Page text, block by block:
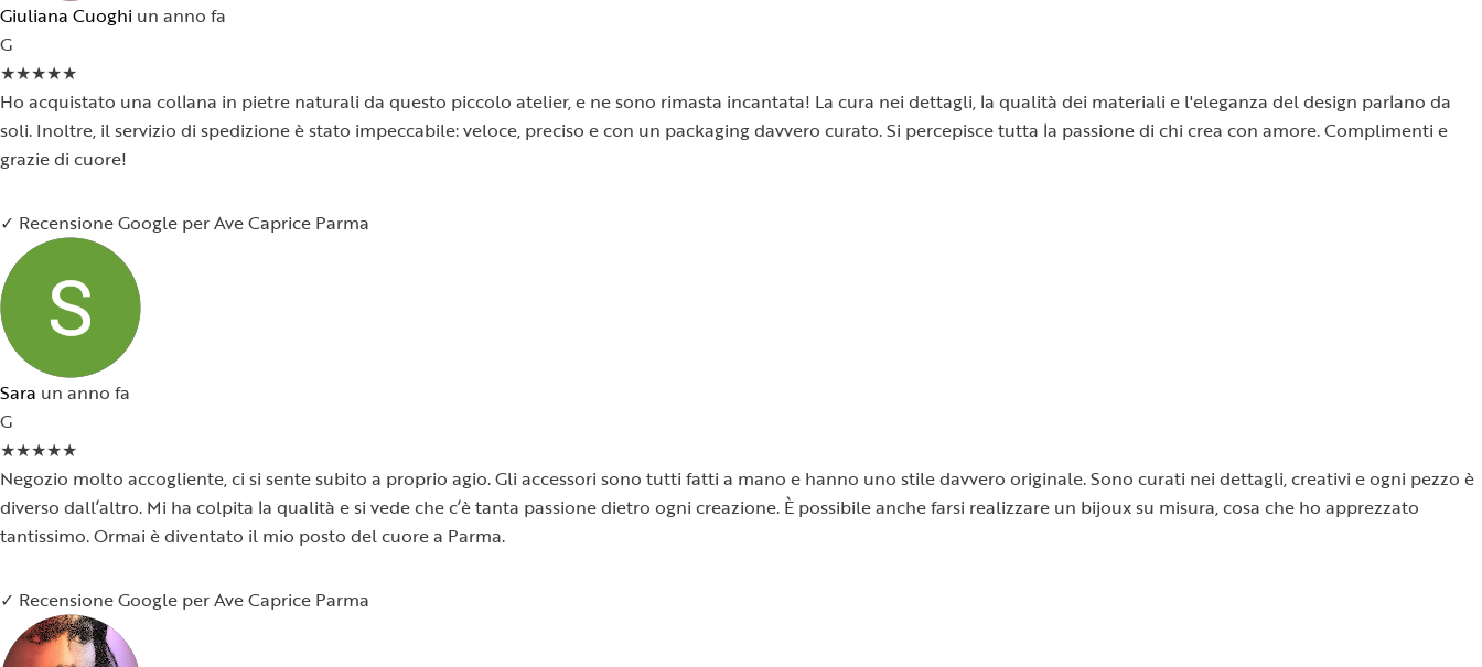
Giuliana Cuoghi un anno fa
G
★★★★★
Ho acquistato una collana in pietre naturali da questo piccolo atelier, e ne sono rimasta incantata! La cura nei dettagli, la qualità dei materiali e l'eleganza del design parlano da
soli. Inoltre, il servizio di spedizione è stato impeccabile: veloce, preciso e con un packaging davvero curato. Si percepisce tutta la passione di chi crea con amore. Complimenti e
grazie di cuore!
✓ Recensione Google per Ave Caprice Parma
Sara un anno fa
G
★★★★★
Negozio molto accogliente, ci si sente subito a proprio agio. Gli accessori sono tutti fatti a mano e hanno uno stile davvero originale. Sono curati nei dettagli, creativi e ogni pezzo è
diverso dall’altro. Mi ha colpita la qualità e si vede che c’è tanta passione dietro ogni creazione. È possibile anche farsi realizzare un bijoux su misura, cosa che ho apprezzato
tantissimo. Ormai è diventato il mio posto del cuore a Parma.
✓ Recensione Google per Ave Caprice Parma